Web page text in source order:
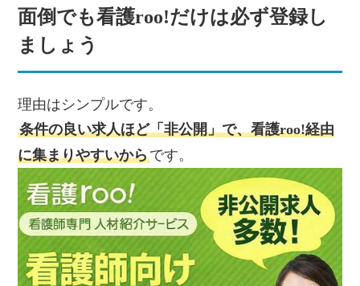
面倒でも看護roo!だけは必ず登録し
ましょう
理由はシンプルです。
条件の良い求人ほど「非公開」で、看護roo!経由
に集まりやすいからです。